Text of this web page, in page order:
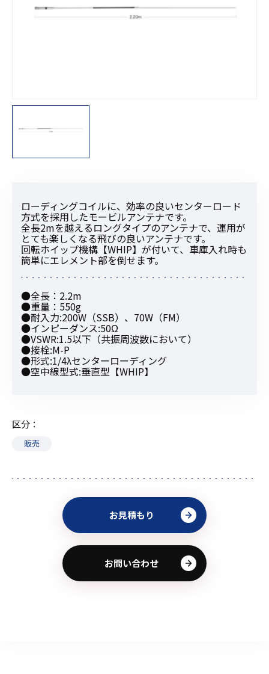
ローディングコイルに、効率の良いセンターロード
方式を採用したモービルアンテナです。
全長2mを越えるロングタイプのアンテナで、運用が
とても楽しくなる飛びの良いアンテナです。
回転ホイップ機構【WHIP】が付いて、車庫入れ時も
簡単にエレメント部を倒せます。
●全長：2.2m
●重量：550g
●耐入力:200W（SSB）、70W（FM）
●インピーダンス:50Ω
●VSWR:1.5以下（共振周波数において）
●接栓:M-P
●形式:1/4λセンターローディング
●空中線型式:垂直型【WHIP】
区分
販売
お見積もり
お問い合わせ